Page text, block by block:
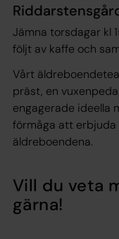
Jämna torsdagar kl
följt av kaffe och
Vårt
präst, en
engagerade ideella
förmåga att erbjuda
äldreboendena.
Vill du veta
gärna!